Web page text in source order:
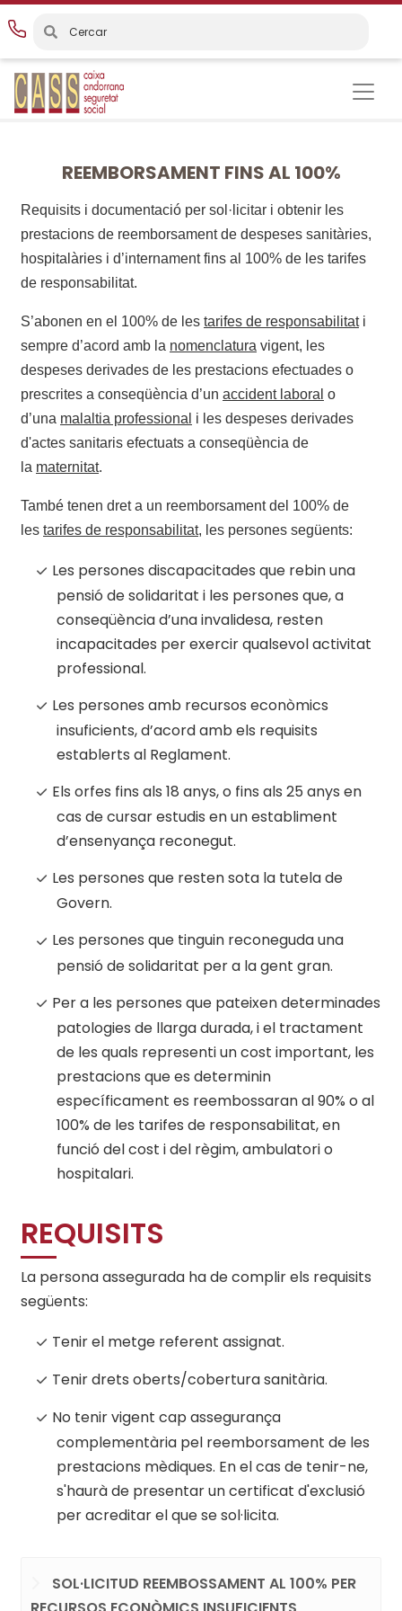
Vés
al
contingut
REEMBORSAMENT FINS AL 100%
Requisits i documentació per sol·licitar i obtenir les
prestacions de reemborsament de despeses sanitàries,
hospitalàries i d’internament fins al 100% de les tarifes
de responsabilitat.
S’abonen en el 100% de les tarifes de responsabilitati
sempre d’acord amb la nomenclatura vigent, les
despeses derivades de les prestacions efectuades o
prescrites a conseqüència d’un accident laboral o
d’una malaltia professional i les despeses derivades
d'actes sanitaris efectuats a conseqüència de
la maternitat.
També tenen dret a un reemborsament del 100% de
les tarifes de responsabilitat, les persones següents:
Les persones discapacitades que rebin una
pensió de solidaritat i les persones que, a
conseqüència d’una invalidesa, resten
incapacitades per exercir qualsevol activitat
professional.
Les persones amb recursos econòmics
insuficients, d’acord amb els requisits
establerts al Reglament.
Els orfes fins als 18 anys, o fins als 25 anys en
cas de cursar estudis en un establiment
d’ensenyança reconegut.
Les persones que resten sota la tutela de
Govern.
Les persones que tinguin reconeguda una
pensió de solidaritat per a la gent gran.
Per a les persones que pateixen determinades
patologies de llarga durada, i el tractament
de les quals representi un cost important, les
prestacions que es determinin
específicament es reembossaran al 90% o al
100% de les tarifes de responsabilitat, en
funció del cost i del règim, ambulatori o
hospitalari.
REQUISITS
La persona assegurada ha de complir els requisits
següents:
Tenir el metge referent assignat.
Tenir drets oberts/cobertura sanitària.
No tenir vigent cap assegurança
complementària pel reemborsament de les
prestacions mèdiques. En el cas de tenir-ne,
s'haurà de presentar un certificat d'exclusió
per acreditar el que se sol·licita.
SOL·LICITUD REEMBOSSAMENT AL 100% PER